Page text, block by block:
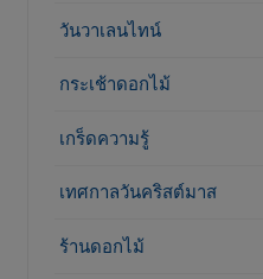
วันวาเลนไทน์
กระเช้าดอกไม้
เกร็ดความรู้
เทศกาลวันคริสต์มาส
ร้านดอกไม้